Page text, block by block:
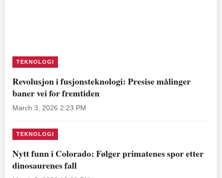
TEKNOLOGI
Revolusjon i fusjonsteknologi: Presise målinger
baner vei for fremtiden
March 3, 2026 2:23 PM
TEKNOLOGI
Nytt funn i Colorado: Følger primatenes spor etter
dinosaurenes fall